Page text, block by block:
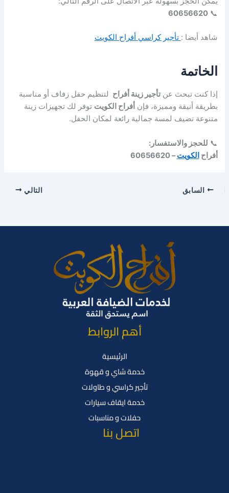
📞
60656620
شاهد أيضا : تأجير كراسي أفراح الكويت
الخاتمة
إذا كنت تبحث عنتأجير زينة أفراح لتنظيم حفل زفاف أو مناسبة
بطريقة أنيقة ومميزة، فإن أفراح الكويت توفر لك تجهيزات زينة
متنوعة تضيف لمسة جمالية رائعة لمكان الحفل.
📞 للحجز والاستفسار:
أفراح الكويت– 60656620
السابق التالي
أهم الروابط
الرئيسية
خدمة شاي و قهوة
تأجير كراسي و طاولات
خدمة ايقاف سيارات
حفلات و مناسبات
اتصل بنا